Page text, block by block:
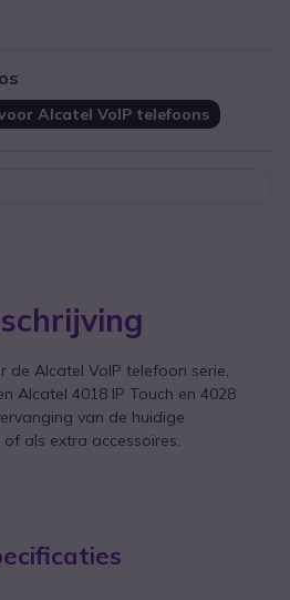
Alcatel VoIP telefoons
de Alcatel VoIP telefoon serie,
Alcatel 4018 IP Touch en 4028
van de huidige
als extra accessoires.